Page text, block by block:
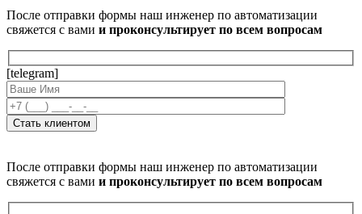
После отправки формы наш инженер по автоматизации
свяжется с вами и проконсультирует по всем вопросам
[telegram]
После отправки формы наш инженер по автоматизации
свяжется с вами и проконсультирует по всем вопросам